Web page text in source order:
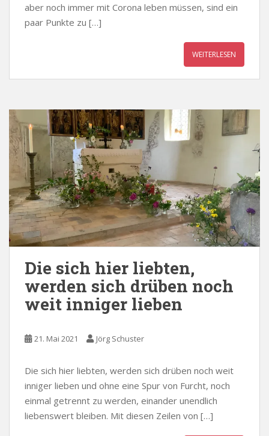
aber noch immer mit Corona leben müssen, sind ein
paar Punkte zu […]
WEITERLESEN
Die sich hier liebten,
werden sich drüben noch
weit inniger lieben
21. Mai 2021 Jörg Schuster
Die sich hier liebten, werden sich drüben noch weit
inniger lieben und ohne eine Spur von Furcht, noch
einmal getrennt zu werden, einander unendlich
liebenswert bleiben. Mit diesen Zeilen von […]